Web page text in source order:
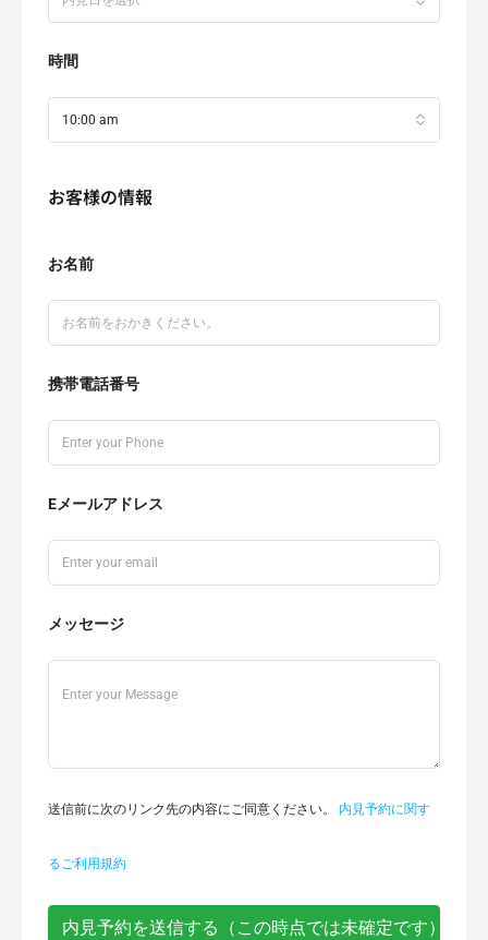
時間
10:00 am
お客様の情報
お名前
携帯電話番号
Eメールアドレス
メッセージ
送信前に次のリンク先の内容にご同意ください。 内見予約に関す
るご利用規約
内見予約を送信する（この時点では未確定です）